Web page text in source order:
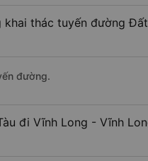
khai thác tuyến đường
đường.
đi Vĩnh Long - Vĩnh